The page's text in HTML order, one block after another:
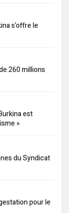
s’offre le
260 millions
est
»
du Syndicat
pour le